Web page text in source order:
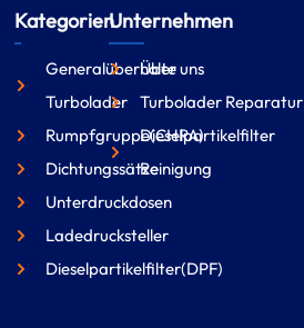
Kategorien
Generalüberholte
Turbolader
Rumpfgruppe(CHRA)
Dichtungssätze
Unterdruckdosen
Ladedrucksteller
Dieselpartikelfilter(DPF)
Unternehmen
Über uns
Turbolader Reparatur
Dieselpartikelfilter
Reinigung